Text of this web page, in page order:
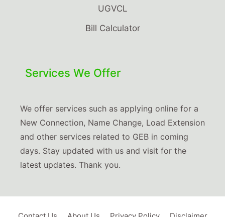
UGVCL
Bill Calculator
Services We Offer
We offer services such as applying online for a
New Connection, Name Change, Load Extension
and other services related to GEB in coming
days. Stay updated with us and visit for the
latest updates. Thank you.